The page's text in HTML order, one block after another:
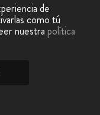
de
como tú
nuestrapolítica